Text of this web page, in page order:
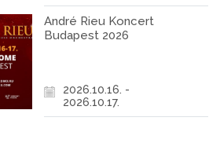
André Rieu Koncert
Budapest 2026
2026.10.16. -
2026.10.17.